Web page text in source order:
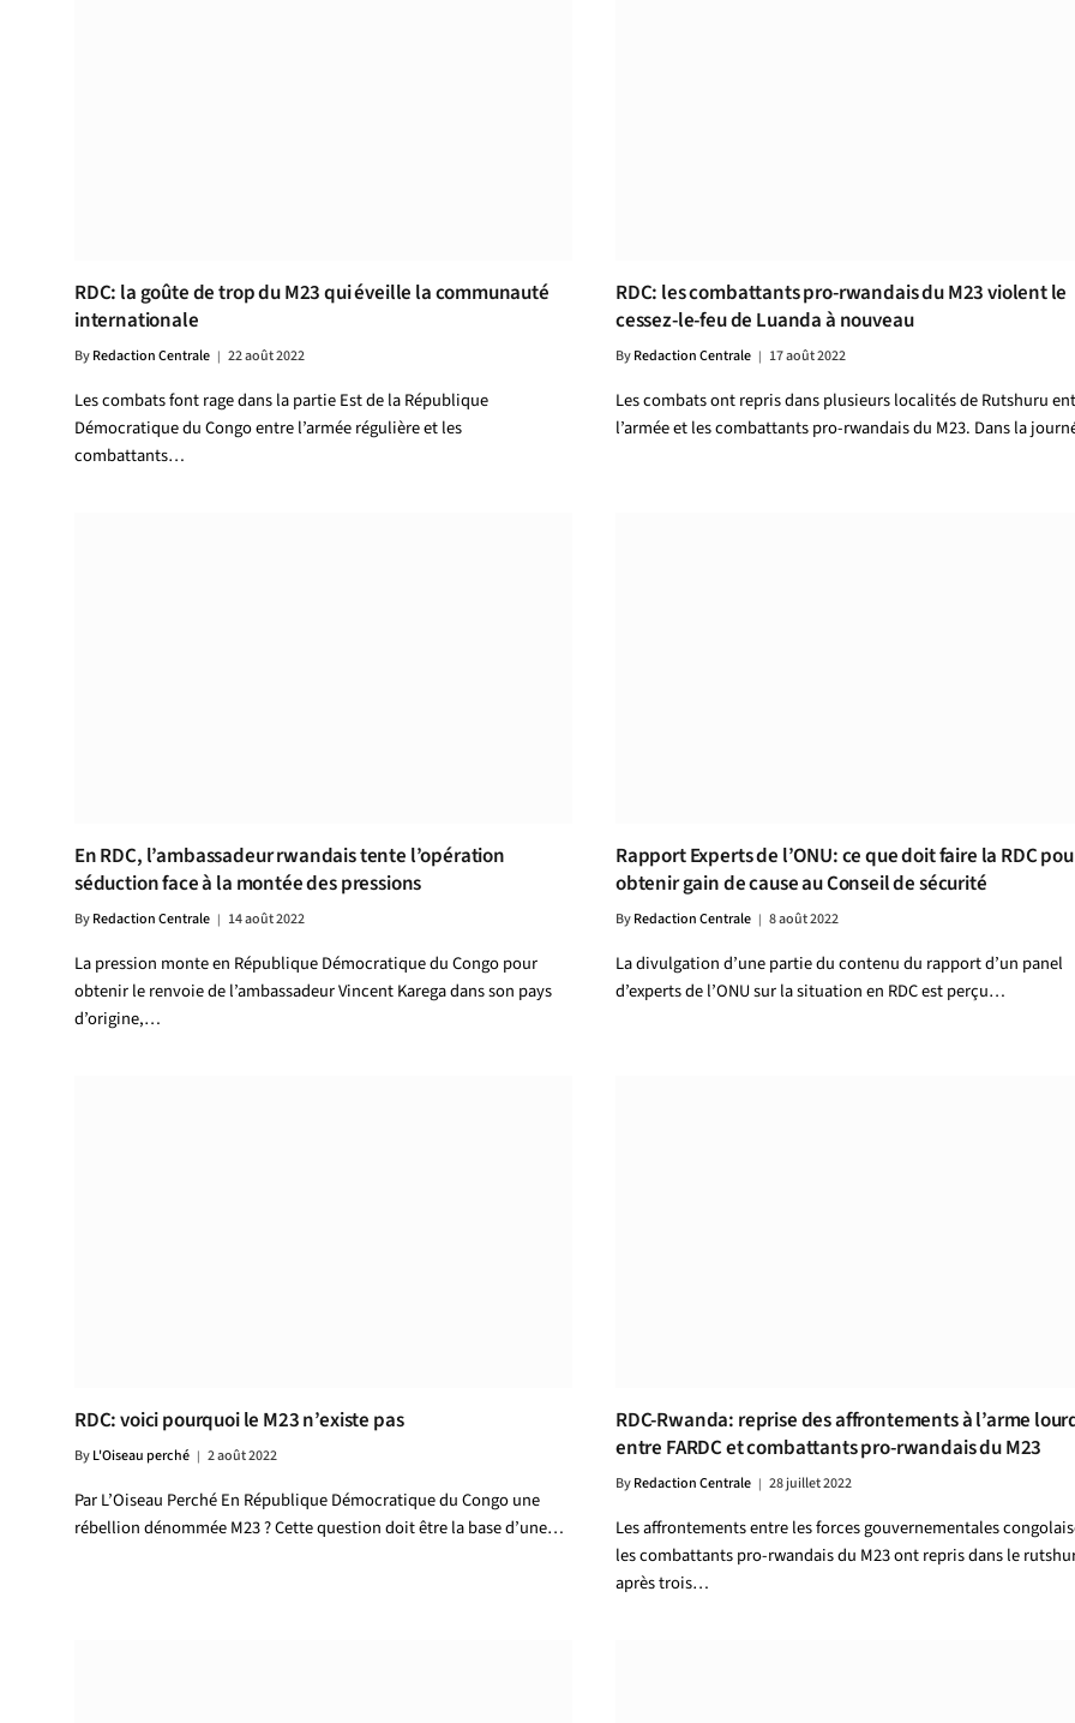
RDC: la goûte de trop du M23 qui éveille la communauté
internationale
ByRedaction Centrale 22 août 2022
Les combats font rage dans la partie Est de la République
Démocratique du Congo entre l’armée régulière et les
combattants…
RDC: les combattants pro-rwandais du M23 violent le
cessez-le-feu de Luanda à nouveau
ByRedaction Centrale 17 août 2022
Les combats ont repris dans plusieurs localités de Rutshuru
l’armée et les combattants pro-rwandais du M23. Dans la
En RDC, l’ambassadeur rwandais tente l’opération
séduction face à la montée des pressions
ByRedaction Centrale 14 août 2022
La pression monte en République Démocratique du Congo pour
obtenir le renvoie de l’ambassadeur Vincent Karega dans son pays
d’origine,…
Rapport Experts de l’ONU: ce que doit faire la RDC
obtenir gain de cause au Conseil de sécurité
ByRedaction Centrale 8 août 2022
La divulgation d’une partie du contenu du rapport d’un panel
d’experts de l’ONU sur la situation en RDC est perçu…
RDC: voici pourquoi le M23 n’existe pas
ByL'Oiseau perché 2 août 2022
Par L’Oiseau Perché En République Démocratique du Congo une
rébellion dénommée M23 ? Cette question doit être la base d’une…
RDC-Rwanda: reprise des affrontements à l’arme
entre FARDC et combattants pro-rwandais du M23
ByRedaction Centrale 28 juillet 2022
Les affrontements entre les forces gouvernementales
les combattants pro-rwandais du M23 ont repris dans le
après trois…